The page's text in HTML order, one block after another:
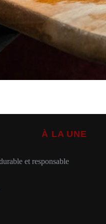
À LA UNE
et responsable